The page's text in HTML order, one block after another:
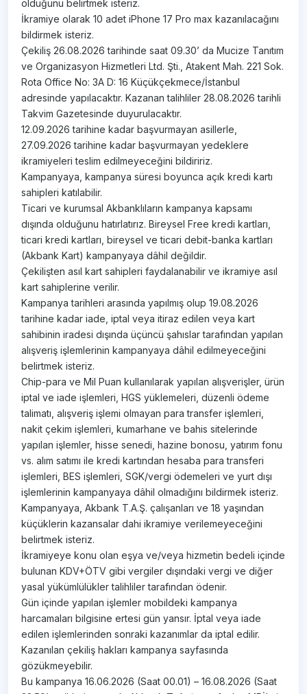
olduğunu belirtmek isteriz.
İkramiye olarak 10 adet iPhone 17 Pro max kazanılacağını
bildirmek isteriz.
Çekiliş 26.08.2026 tarihinde saat 09.30’ da Mucize Tanıtım
ve Organizasyon Hizmetleri Ltd. Şti., Atakent Mah. 221 Sok.
Rota Office No: 3A D: 16 Küçükçekmece/İstanbul
adresinde yapılacaktır. Kazanan talihliler 28.08.2026 tarihli
Takvim Gazetesinde duyurulacaktır.
12.09.2026 tarihine kadar başvurmayan asillerle,
27.09.2026 tarihine kadar başvurmayan yedeklere
ikramiyeleri teslim edilmeyeceğini bildiririz.
Kampanyaya, kampanya süresi boyunca açık kredi kartı
sahipleri katılabilir.
Ticari ve kurumsal Akbanklıların kampanya kapsamı
dışında olduğunu hatırlatırız. Bireysel Free kredi kartları,
ticari kredi kartları, bireysel ve ticari debit-banka kartları
(Akbank Kart) kampanyaya dâhil değildir.
Çekilişten asıl kart sahipleri faydalanabilir ve ikramiye asıl
kart sahiplerine verilir.
Kampanya tarihleri arasında yapılmış olup 19.08.2026
tarihine kadar iade, iptal veya itiraz edilen veya kart
sahibinin iradesi dışında üçüncü şahıslar tarafından yapılan
alışveriş işlemlerinin kampanyaya dâhil edilmeyeceğini
belirtmek isteriz.​
​Chip-para ve Mil Puan kullanılarak yapılan alışverişler, ürün
iptal ve iade işlemleri, HGS yüklemeleri, düzenli ödeme
talimatı, alışveriş işlemi olmayan para transfer işlemleri,
nakit çekim işlemleri, kumarhane ve bahis sitelerinde
yapılan işlemler, hisse senedi, hazine bonosu, yatırım fonu
vs. alım satımı ile kredi kartından hesaba para transferi
işlemleri, BES işlemleri, SGK/vergi ödemeleri ve yurt dışı
işlemlerinin kampanyaya dâhil olmadığını bildirmek isteriz.
Kampanyaya, Akbank T.A.Ş. çalışanları ve 18 yaşından
küçüklerin kazansalar dahi ikramiye verilemeyeceğini
belirtmek isteriz.
İkramiyeye konu olan eşya ve/veya hizmetin bedeli içinde
bulunan KDV+ÖTV gibi vergiler dışındaki vergi ve diğer
yasal yükümlülükler talihliler tarafından ödenir.
Gün içinde yapılan işlemler mobildeki kampanya
harcamaları bilgisine ertesi gün yansır. İptal veya iade
edilen işlemlerinden sonraki kazanımlar da iptal edilir.
​Kazanılan çekiliş hakları kampanya sayfasında
gözükmeyebilir.
Bu kampanya 16.06.2026 (Saat 00.01) – 16.08.2026 (Saat